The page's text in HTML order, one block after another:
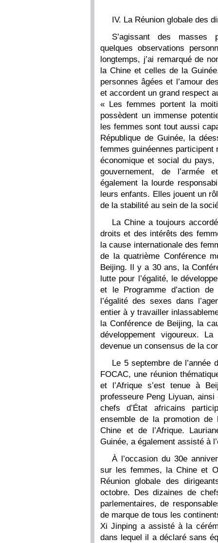
IV. La Réunion globale des
S’agissant des masses
quelques observations
longtemps, j’ai remarqué de
la Chine et celles de la
personnes âgées et l’amour
et accordent un grand respect
« Les femmes portent la
possèdent un immense
les femmes sont tout aussi
République de Guinée, la
femmes guinéennes participent
économique et social du
gouvernement, de l’armée
également la lourde
leurs enfants. Elles jouent un
de la stabilité au sein de la
La Chine a toujours
droits et des intérêts des
la cause internationale des
de la quatrième Conférence
Beijing. Il y a 30 ans, la
lutte pour l’égalité, le
et le Programme d’action
l’égalité des sexes dans
entier à y travailler
la Conférence de Beijing, la
développement vigoureux.
devenue un consensus de la
Le 5 septembre de l’année
FOCAC, une réunion
et l’Afrique s’est tenue à
professeure Peng Liyuan,
chefs d’État africains
ensemble de la promotion
Chine et de l’Afrique.
Guinée, a également assisté à
À l’occasion du 30e
sur les femmes, la Chine et
Réunion globale des
octobre. Des dizaines de
parlementaires, de
de marque de tous les
Xi Jinping a assisté à la
dans lequel il a déclaré sans